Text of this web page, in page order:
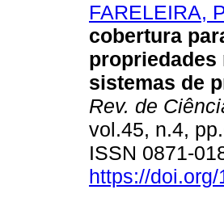
FARELEIRA,
cobertura
sistemas de
Rev. de
vol.45, n.4,
ISSN 0871-
https://